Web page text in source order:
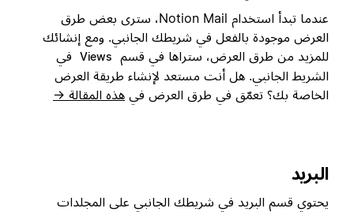
عندما تبدأ استخدام Notion Mail، سترى بعض طرق
العرض موجودة بالفعل في شريطك الجانبي. ومع إنشائك
للمزيد من طرق العرض، ستراها في قسم
Views
في
الشريط الجانبي. هل أنت مستعد لإنشاء طريقة العرض
الخاصة بك؟ تعمّق في طرق العرض في هذه المقالة →
البريد
يحتوي قسم البريد في شريطك الجانبي على المجلدات